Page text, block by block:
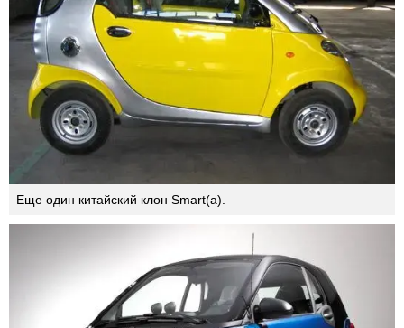
Chuanghuan Noble